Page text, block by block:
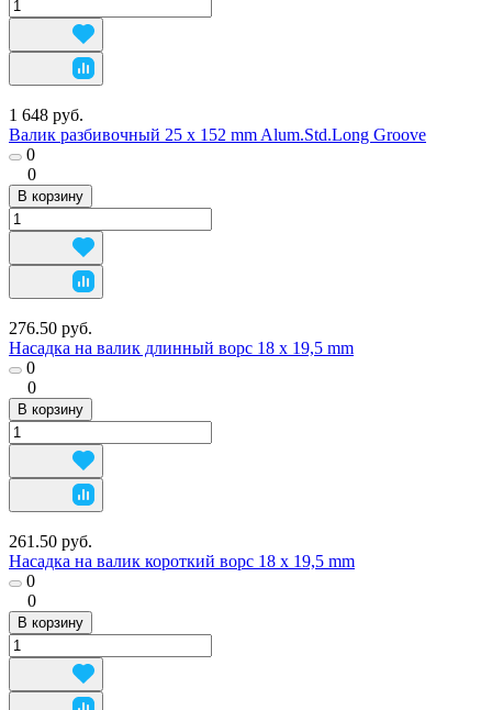
1 648 руб.
Валик разбивочный 25 х 152 mm Alum.Std.Long Groove
0
0
В корзину
276.50 руб.
Насадка на валик длинный ворс 18 х 19,5 mm
0
0
В корзину
261.50 руб.
Насадка на валик короткий ворс 18 х 19,5 mm
0
0
В корзину